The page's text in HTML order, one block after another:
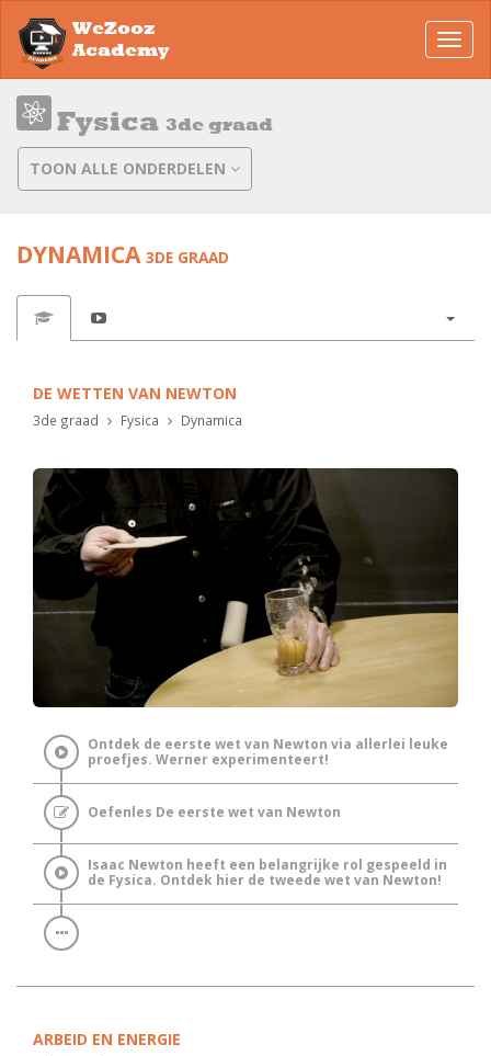
WeZooz
Academy
Fysica 3de graad
TOON ALLE ONDERDELEN
DYNAMICA 3DE GRAAD
DE WETTEN VAN NEWTON
3de graad Fysica Dynamica
Ontdek de eerste wet van Newton via allerlei leuke
proefjes. Werner experimenteert!
Oefenles De eerste wet van Newton
Isaac Newton heeft een belangrijke rol gespeeld in
de Fysica. Ontdek hier de tweede wet van Newton!
ARBEID EN ENERGIE